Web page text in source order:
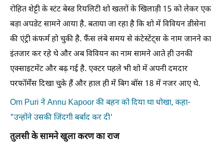
रोहित शेट्टी के स्टंट बेस्ड रियलिटी शो खतरों के खिलाड़ी 15 को लेकर एक
बड़ा अपडेट सामने आया है. बताया जा रहा है कि शो में विवियन डीसेना
की एंट्री कंफर्म हो चुकी है. फैंस लंबे समय से कंटेस्टेंट्स के नाम जानने का
इंतजार कर रहे थे और अब विवियन का नाम सामने आते ही उनकी
एक्साइटमेंट और बढ़ गई है. एक्टर पहले भी शो में अपनी दमदार
परफॉर्मेंस दिखा चुके हैं और हाल ही में बिग बॉस 18 में नजर आए थे.
Om Puri ने Annu Kapoor की बहन को दिया था धोखा, कहा-
"उन्होंने उसकी जिंदगी बर्बाद कर दी'
तुलसी के सामने खुला करण का राज